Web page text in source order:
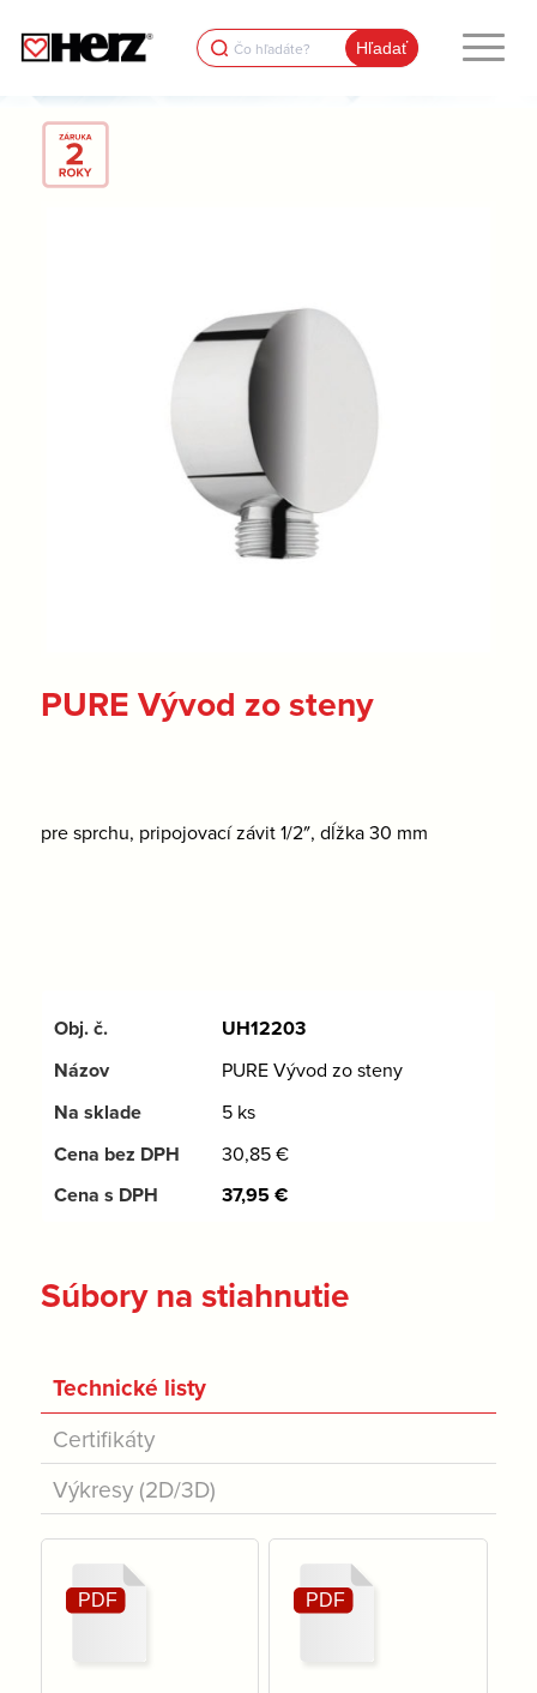
Search
for:
PURE Vývod zo steny
pre sprchu, pripojovací závit 1/2″, dĺžka 30 mm
UH12203
PURE Vývod zo steny
5 ks
30,85€
37,95€
Súbory na stiahnutie
Technické listy
Certifikáty
Výkresy (2D/3D)